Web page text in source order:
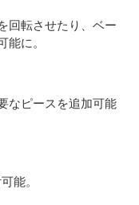
回転させたり、ベー
に。
なピースを追加可能
能。